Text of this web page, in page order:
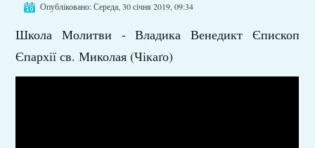
Опубліковано: Середа, 30 січня 2019, 09:34
Школа Молитви - Владика Венедикт Єпископ
Єпархії св. Миколая (Чікаґо)